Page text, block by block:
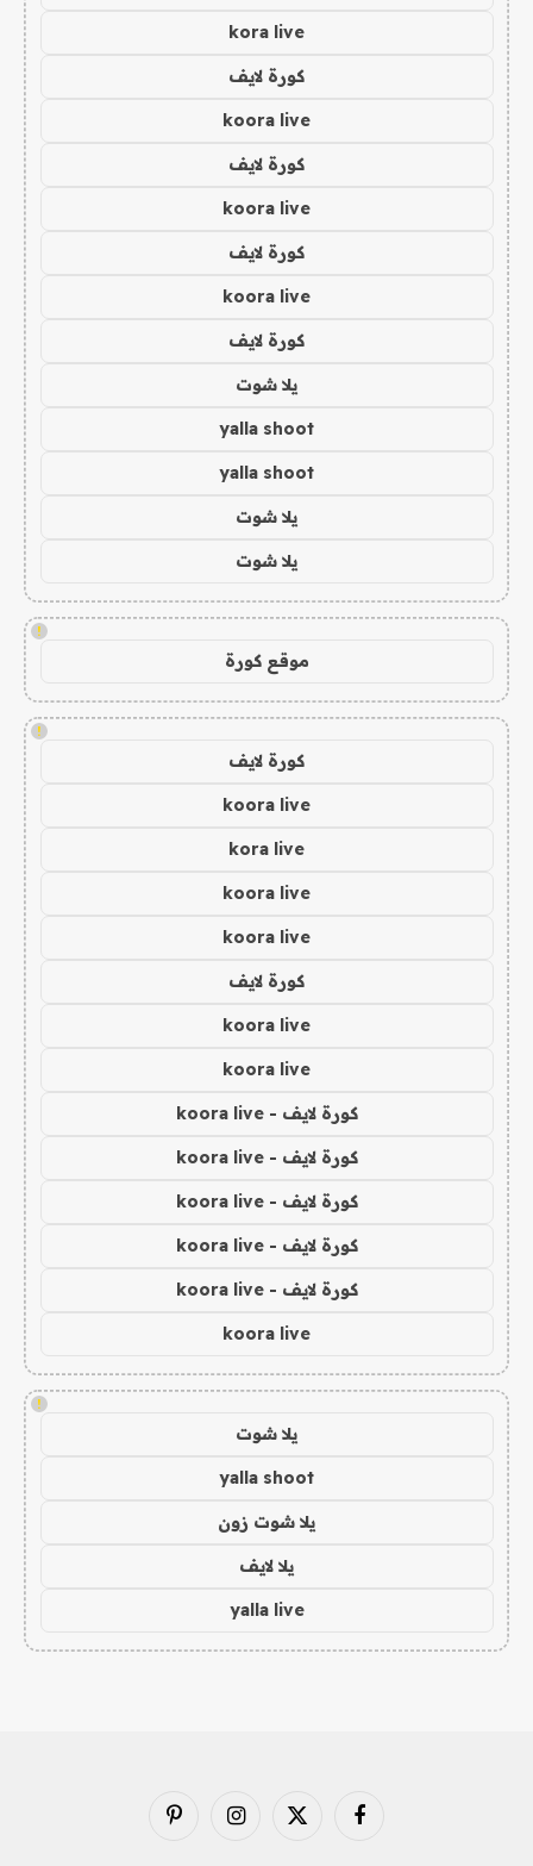
kora live
كورة لايف
koora live
كورة لايف
koora live
كورة لايف
koora live
كورة لايف
يلا شوت
yalla shoot
yalla shoot
يلا شوت
يلا شوت
!
موقع كورة
!
كورة لايف
koora live
kora live
koora live
koora live
كورة لايف
koora live
koora live
كورة لايف - koora live
كورة لايف - koora live
كورة لايف - koora live
كورة لايف - koora live
كورة لايف - koora live
koora live
!
يلا شوت
yalla shoot
يلا شوت زون
يلا لايف
yalla live
فيسبوك X
الانستغرامبينتيريست